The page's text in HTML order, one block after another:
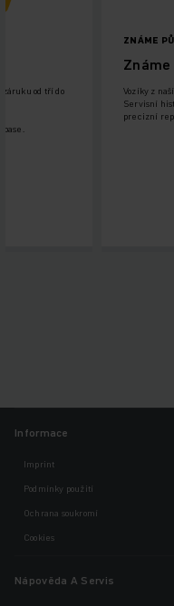
od tří do
ZNÁME
Vozíky z
Servisní
precizní
Informace
Imprint
Podmínky použití
Ochrana soukromí
Cookies
Nápověda A Servis